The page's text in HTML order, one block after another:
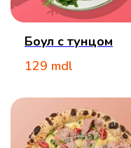
Боул с тунцом
129 mdl